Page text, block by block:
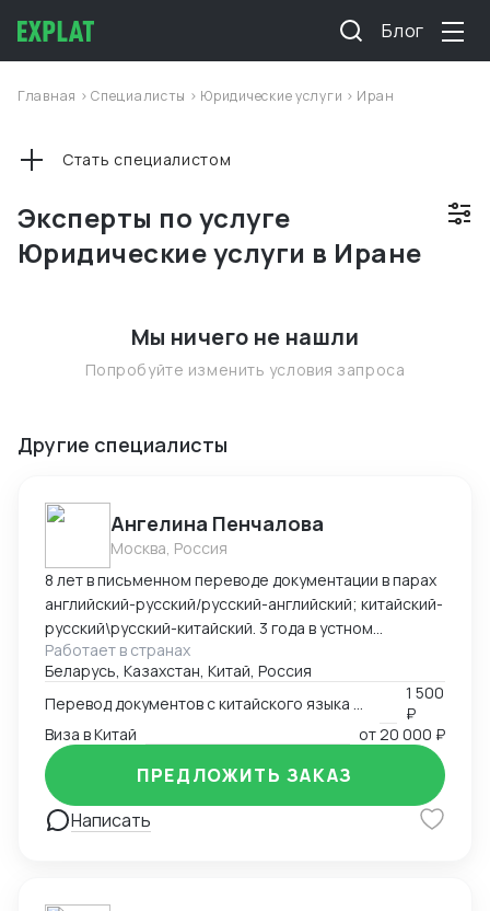
Блог
Главная >Специалисты > Юридические услуги > Иран
Эксперты по услуге
Юридические услуги в Иране
Стать специалистом
Мы ничего не нашли
Попробуйте изменить условия запроса
Другие специалисты
Ангелина Пенчалова
Москва, Россия
8 лет в письменном переводе документации в парах
английский-русский/русский-английский; китайский-
русский\русский-китайский. 3 года в устном
переводе в паре китайский-русский\русский-
китайский.
Работает в странах
Беларусь, Казахстан, Китай, Россия
1 500
₽
Виза в Китай
от20 000 ₽
Написать
ПРЕДЛОЖИТЬ ЗАКАЗ